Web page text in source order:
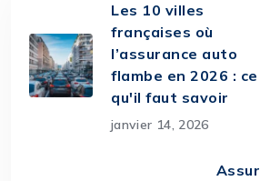
Les 10 villes
françaises où
l’assurance auto
flambe en 2026 : ce
qu'il faut savoir
janvier 14, 2026